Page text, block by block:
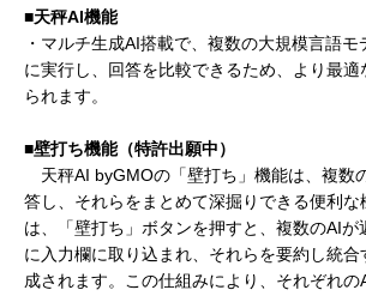
■天秤AI機能
・マルチ生成AI搭載で、複数の大規模言語
に実行し、回答を比較できるため、より最
られます。
■壁打ち機能（特許出願中）
天秤AI byGMOの「壁打ち」機能は、複数
答し、それらをまとめて深掘りできる便利な
は、「壁打ち」ボタンを押すと、複数のAIが
に入力欄に取り込まれ、それらを要約し統合
成されます。この仕組みにより、それぞれ